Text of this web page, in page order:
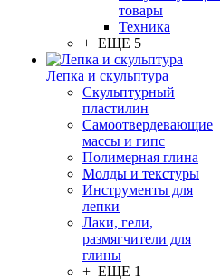
товары
Техника
+ ЕЩЕ 5
Лепка и скульптура
Скульптурный
пластилин
Самоотвердевающие
массы и гипс
Полимерная глина
Молды и текстуры
Инструменты для
лепки
Лаки, гели,
размягчители для
глины
+ ЕЩЕ 1